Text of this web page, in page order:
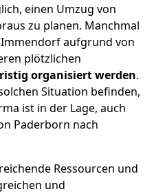
einen Umzug von
zu planen. Manchmal
aufgrund von
plötzlichen
organisiert werden.
Situation befinden,
ist in der Lage, auch
Paderborn nach
Ressourcen und
und